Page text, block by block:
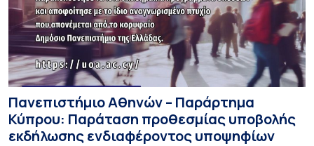
Πανεπιστήμιο Αθηνών – Παράρτημα
Κύπρου: Παράταση προθεσμίας υποβολής
εκδήλωσης ενδιαφέροντος υποψηφίων